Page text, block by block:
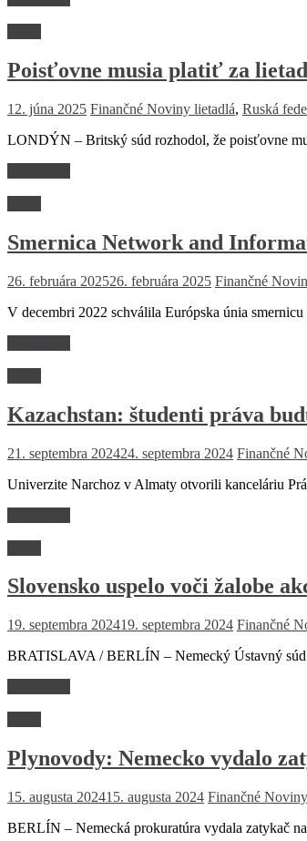
Poisťovne musia platiť za
12. júna 2025 Finančné Noviny lietadlá, Ruská
LONDÝN – Britský súd rozhodol, že poisťovne
Smernica Network and
26. februára 202526. februára 2025 Finančné
V decembri 2022 schválila Európska únia
Kazachstan: študenti práva
21. septembra 202424. septembra 2024 Finančné
Univerzite Narchoz v Almaty otvorili kanceláriu
Slovensko uspelo voči žalobe
19. septembra 202419. septembra 2024 Finančné
BRATISLAVA / BERLÍN – Nemecký Ústavný súd
Plynovody: Nemecko vydalo
15. augusta 202415. augusta 2024 Finančné Noviny
BERLÍN – Nemecká prokuratúra vydala zatykač